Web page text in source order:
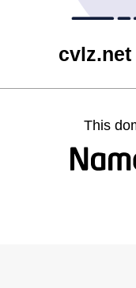
This